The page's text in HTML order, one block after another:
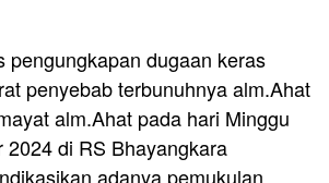
pengungkapan dugaan keras
penyebab terbunuhnya alm.Ahat
alm.Ahat pada hari Minggu
2024 di RS Bhayangkara
adanya pemukulan